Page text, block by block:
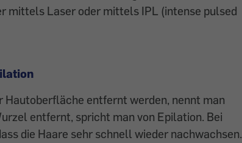
mittels Laser oder mittels IPL (intense pulsed
Hautoberfläche entfernt werden, nennt man
entfernt, spricht man von Epilation. Bei
die Haare sehr schnell wieder nachwachsen.